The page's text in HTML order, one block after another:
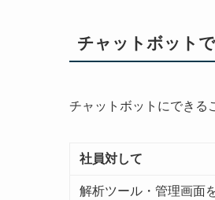
チャットボット
チャットボットにできる
社員対して
解析ツール・管理画面